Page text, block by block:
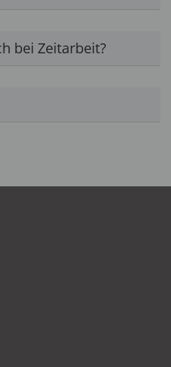
bei Zeitarbeit?